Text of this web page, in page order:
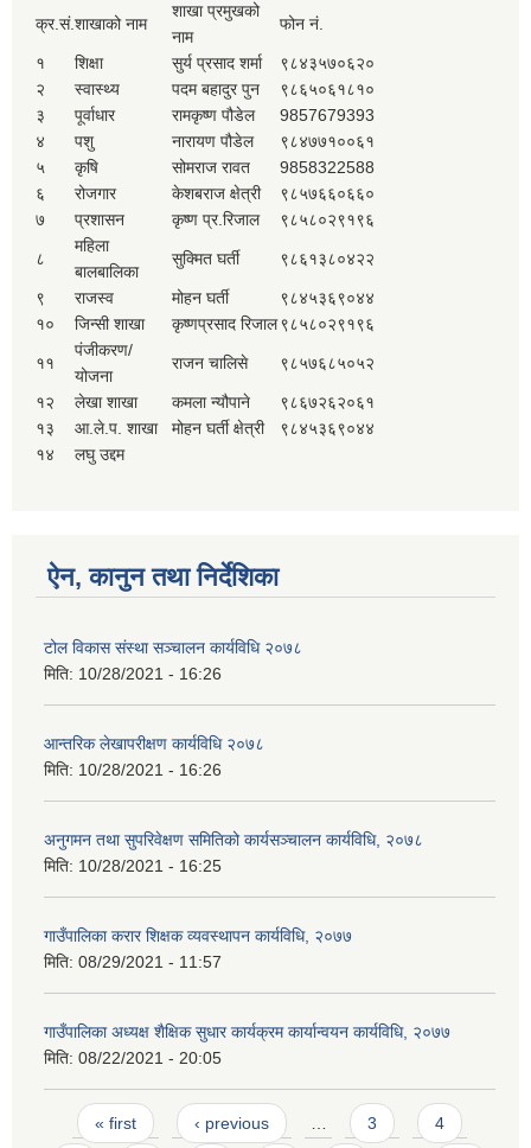
क्र.सं.शाखाको नाम
शाखा प्रमुखको
नाम
फोन नं.
१ शिक्षा सुर्य प्रसाद शर्मा
९८४३५७०६२०
२
स्वास्थ्य पदम बहादुर पुन
९८६५०६१८१०
३
पूर्वाधार रामकृष्ण पौडेल
9857679393
४
पशु नारायण पौडेल
९८४७७१००६१
५
कृषि सोमराज रावत
9858322588
६
रोजगार केशबराज क्षेत्री
९८५७६६०६६०
७
प्रशासन कृष्ण प्र.रिजाल ९८५८०२९१९६
८
महिला
बालबालिका
सुक्मित घर्ती ९८६१३८०४२२
९ राजस्व मोहन घर्ती
९८४५३६९०४४
१०
जिन्सी शाखा कृष्णप्रसाद रिजाल९८५८०२९१९६
११
पंजीकरण/
योजना
राजन चालिसे ९८५७६८५०५२
१२ लेखा शाखा कमला न्यौपाने
९८६७२६२०६१
१३
आ.ले.प. शाखा मोहन घर्ती क्षेत्री
९८४५३६९०४४
१४
लघु उद्दम
ऐन, कानुन तथा निर्देशिका
टोल विकास संस्था सञ्चालन कार्यविधि २०७८
मिति: 10/28/2021 - 16:26
आन्तरिक लेखापरीक्षण कार्यविधि २०७८
मिति: 10/28/2021 - 16:26
अनुगमन तथा सुपरिवेक्षण समितिको कार्यसञ्चालन कार्यविधि, २०७८
मिति: 10/28/2021 - 16:25
गाउँपालिका करार शिक्षक व्यवस्थापन कार्यविधि, २०७७
मिति: 08/29/2021 - 11:57
गाउँपालिका अध्यक्ष शैक्षिक सुधार कार्यक्रम कार्यान्वयन कार्यविधि, २०७७
मिति: 08/22/2021 - 20:05
Pages
« first ‹ previous 3 4